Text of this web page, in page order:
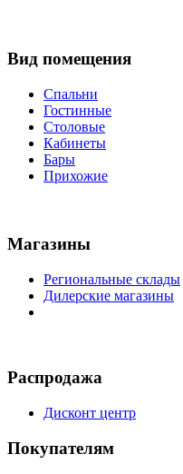
Вид помещения
Спальни
Гостинные
Столовые
Кабинеты
Бары
Прихожие
Магазины
Региональные склады
Дилерские магазины
Распродажа
Дисконт центр
Покупателям